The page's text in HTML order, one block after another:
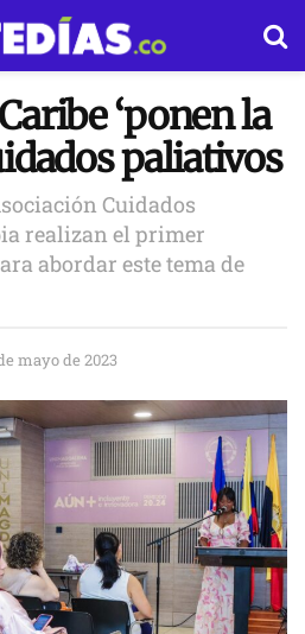
‘ponen la
paliativos
Cuidados
realizan el primer
abordar este tema de
mayo de 2023